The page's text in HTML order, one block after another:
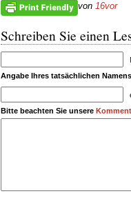
von 16vor
Schreiben Sie einen
Angabe Ihres tatsächlichen
Bitte beachten Sie unsere